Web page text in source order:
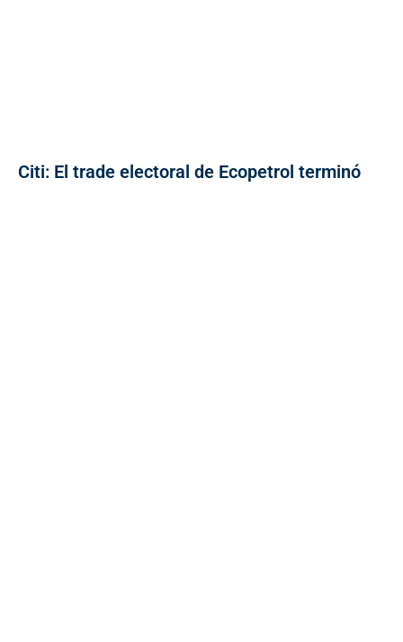
Citi: El trade electoral de Ecopetrol terminó